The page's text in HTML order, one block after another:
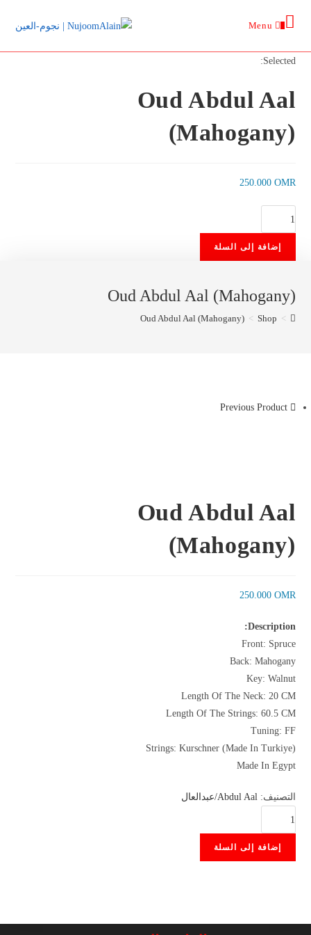
Menu
Selected:
Oud Abdul Aal
(Mahogany)
250.000 OMR
كمية
Oud
Abdulإضافة إلى السلة
Oud Abdul Aal (Mahogany)
>
Shop
>
Oud Abdul Aal (Mahogany)
Previous Product
Oud Abdul Aal
(Mahogany)
250.000 OMR
Description:
Front: Spruce
Back: Mahogany
Key: Walnut
Length Of The Neck: 20 CM
Length Of The Strings: 60.5 CM
Tuning: FF
Strings: Kurschner (Made In Turkiye)
Made In Egypt
التصنيف:Abdul Aal/عبدالعال
كمية
Oud
Abdulإضافة إلى السلة